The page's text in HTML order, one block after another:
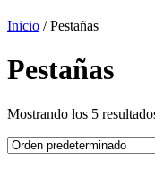
Inicio / Pestañas
Pestañas
Mostrando los 5